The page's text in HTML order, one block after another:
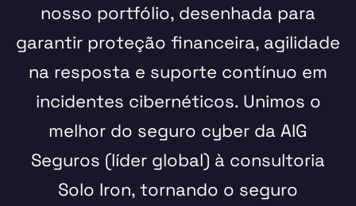
nosso portfólio, desenhada para
garantir proteção financeira, agilidade
na resposta e suporte contínuo em
incidentes cibernéticos. Unimos o
melhor do seguro cyber da AIG
Seguros (líder global) à consultoria
Solo Iron, tornando o seguro